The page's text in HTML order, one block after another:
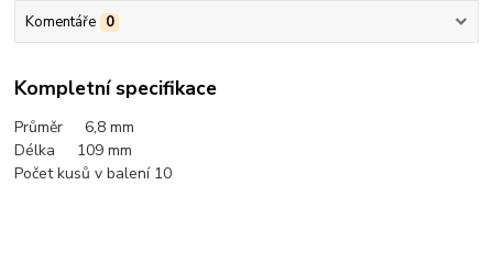
Komentáře 0
Kompletní specifikace
Průměr 6,8 mm
Délka 109 mm
Počet kusů v balení 10